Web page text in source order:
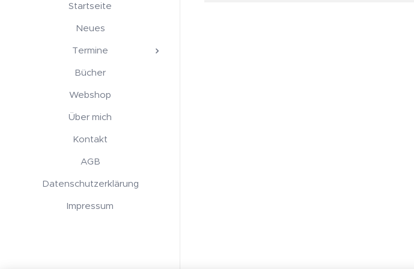
Startseite
Neues
Termine
Bücher
Webshop
Über mich
Kontakt
AGB
Datenschutzerklärung
Impressum